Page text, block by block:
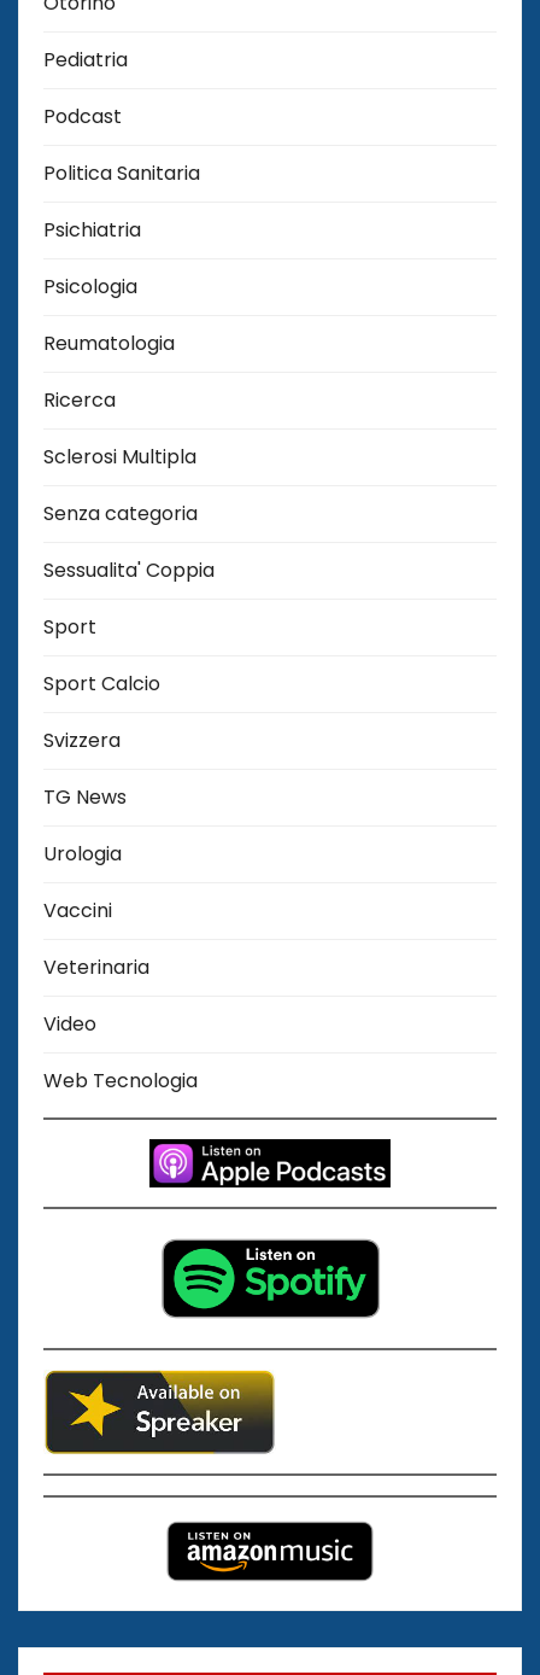
Pediatria
Podcast
Politica Sanitaria
Psichiatria
Psicologia
Reumatologia
Ricerca
Sclerosi Multipla
Senza categoria
Sessualita' Coppia
Sport
Sport Calcio
Svizzera
TG News
Urologia
Vaccini
Veterinaria
Video
Web Tecnologia